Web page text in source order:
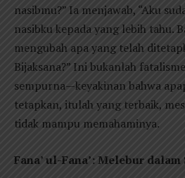
nasibmu?” Ia menjawab, “Aku
nasibku kepada yang lebih tahu.
mengubah apa yang telah
Bijaksana?” Ini bukanlah
sempurna—keyakinan bahwa
tetapkan, itulah yang terbaik,
tidak mampu memahaminya.
Fana’ ul-Fana’: Melebur